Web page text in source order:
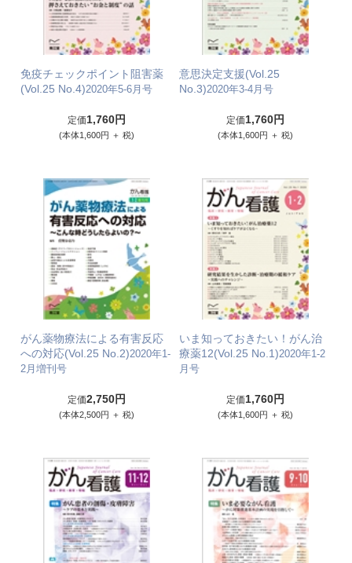
免疫チェックポイント阻害薬
(Vol.25 No.4)2020年5-6月号
定価1,760円
(本体1,600円 ＋ 税)
意思決定支援(Vol.25
No.3)2020年3-4月号
定価1,760円
(本体1,600円 ＋ 税)
がん薬物療法による有害反応
への対応(Vol.25 No.2)2020年1-
2月増刊号
定価2,750円
(本体2,500円 ＋ 税)
いま知っておきたい！がん治
療薬12(Vol.25 No.1)2020年1-2
月号
定価1,760円
(本体1,600円 ＋ 税)